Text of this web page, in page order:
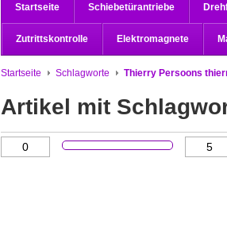
Startseite Schiebetürantriebe
Zutrittskontrolle Elektromagnete
Startseite Schlagworte Thierry Persoons
Artikel mit